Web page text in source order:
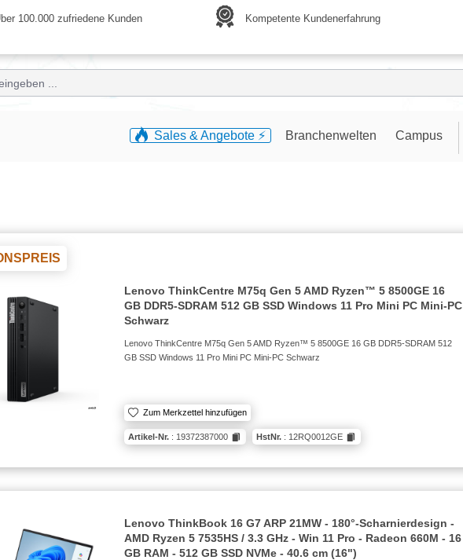
100.000 zufriedene Kunden Kompetente Kundenerfahrung
Sales & Angebote ⚡️ Branchenwelten Campus
Lenovo ThinkCentre M75q Gen 5 AMD Ryzen™ 5 8500GE 16
GB DDR5-SDRAM 512 GB SSD Windows 11 Pro Mini PC Mini-PC
Schwarz
Lenovo ThinkCentre M75q Gen 5 AMD Ryzen™ 5 8500GE 16 GB DDR5-SDRAM 512
GB SSD Windows 11 Pro Mini PC Mini-PC Schwarz
Zum Merkzettel hinzufügen
Artikel-Nr. : 19372387000 HstNr. : 12RQ0012GE
Lenovo ThinkBook 16 G7 ARP 21MW - 180°-Scharnierdesign -
AMD Ryzen 5 7535HS / 3.3 GHz - Win 11 Pro - Radeon 660M - 16
GB RAM - 512 GB SSD NVMe - 40.6 cm (16")